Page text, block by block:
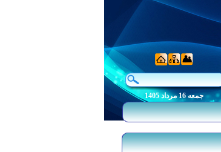
جمعه 16 مرداد 1405